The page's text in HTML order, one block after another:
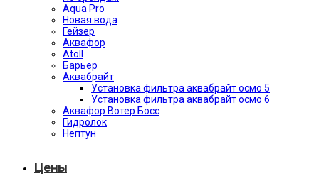
Aqua Pro
Новая вода
Гейзер
Аквафор
Atoll
Барьер
Аквабрайт
Установка фильтра аквабрайт осмо 5
Установка фильтра аквабрайт осмо 6
Аквафор Вотер Босс
Гидролок
Нептун
Цены